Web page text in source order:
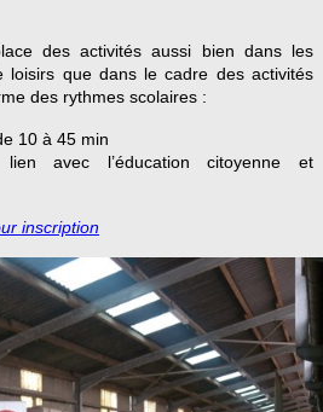
des activités aussi bien dans les
loisirs que dans le cadre des activités
des rythmes scolaires :
10 à 45 min
avec l’éducation citoyenne et
inscription